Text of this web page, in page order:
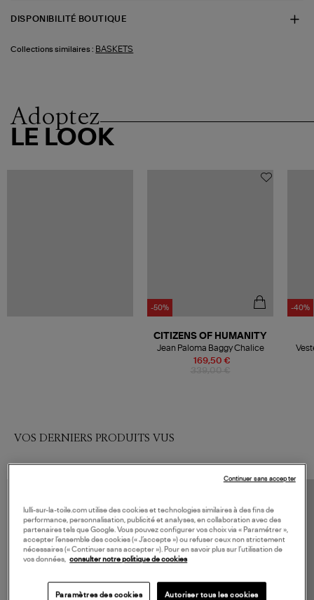
DISPONIBILITÉ BOUTIQUE
Collections similaires : BASKETS
Adoptez
LE LOOK
-50%
169,50 €
CITIZENS OF HUMANITY
Jean Paloma Baggy Chalice
-40%
VOS DERNIERS PRODUITS VUS
lulli-sur-la-toile.com utilise des cookies et technologies similaires à des fins de
performance, personnalisation, publicité et analyses, en collaboration avec des
partenaires tels que Google. Vous pouvez configurer vos choix via « Paramétrer »,
accepter l’ensemble des cookies (« J’accepte ») ou refuser ceux non strictement
nécessaires (« Continuer sans accepter »). Pour en savoir plus sur l’utilisation de
vos données, consulter notre politique de cookies
Paramètres des cookies Autoriser tous les cookies
Continuer sans accepter